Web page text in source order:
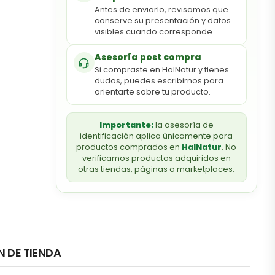
Antes de enviarlo, revisamos que
conserve su presentación y datos
visibles cuando corresponde.
Asesoría post compra
Si compraste en HalNatur y tienes
dudas, puedes escribirnos para
orientarte sobre tu producto.
Importante:la asesoría de
identificación aplica únicamente para
productos comprados en HalNatur. No
verificamos productos adquiridos en
otras tiendas, páginas o marketplaces.
DE TIENDA